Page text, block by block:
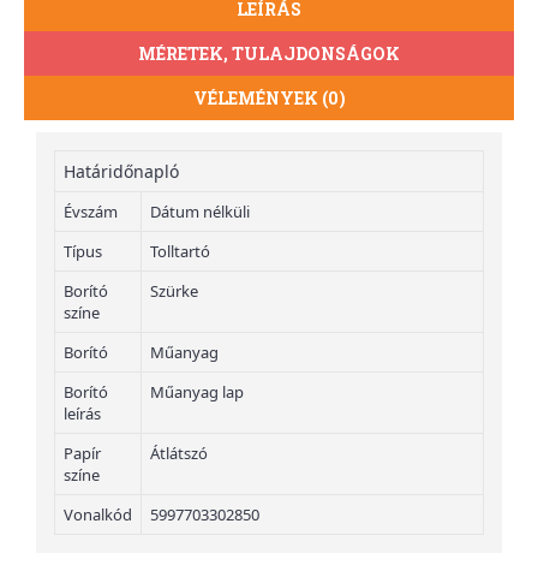
LEÍRÁS
MÉRETEK, TULAJDONSÁGOK
VÉLEMÉNYEK (0)
Határidőnapló
Évszám
Dátum nélküli
Típus
Tolltartó
Borító
színe
Szürke
Borító
Műanyag
Borító
leírás
Műanyag lap
Papír
színe
Átlátszó
Vonalkód 5997703302850